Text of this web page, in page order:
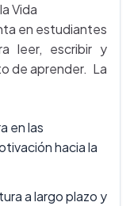
Vida
en estudiantes
leer, escribir y
de aprender. La
en las
hacia la
a largo plazo y